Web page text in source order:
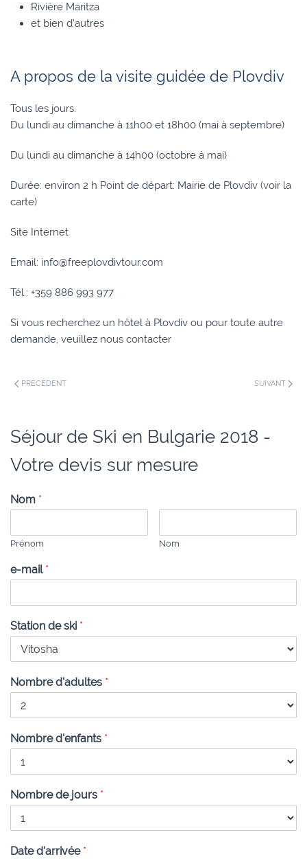
Rivière Maritza
et bien d’autres
A propos de la visite guidée de Plovdiv
Tous les jours.
Du lundi au dimanche à 11h00 et 18h00 (mai à septembre)
Du lundi au dimanche à 14h00 (octobre à mai)
Durée: environ 2 h Point de départ: Mairie de Plovdiv (voir la
carte)
Site Internet
Email: info@freeplovdivtour.com
Tél.: +359 886 993 977
Si vous recherchez un hôtel à Plovdiv ou pour toute autre
demande, veuillez nous contacter
PRÉCÉDENT SUIVANT
Séjour de Ski en Bulgarie 2018 -
Votre devis sur mesure
Nom *
Prénom Nom
e-mail *
Station de ski *
Nombre d'adultes *
Nombre d'enfants *
Nombre de jours *
Date d'arrivée *